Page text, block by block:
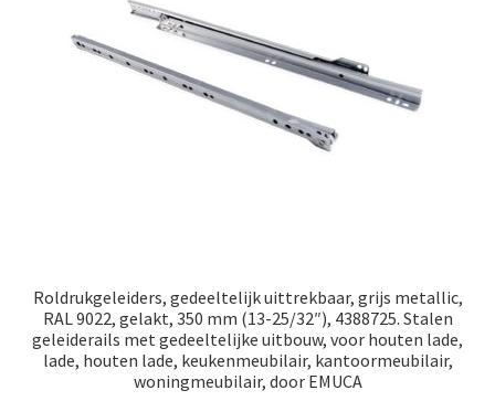
Roldrukgeleiders, gedeeltelijk uittrekbaar, grijs metallic,
RAL 9022, gelakt, 350 mm (13-25/32″), 4388725. Stalen
geleiderails met gedeeltelijke uitbouw, voor houten lade,
lade, houten lade, keukenmeubilair, kantoormeubilair,
woningmeubilair, door EMUCA